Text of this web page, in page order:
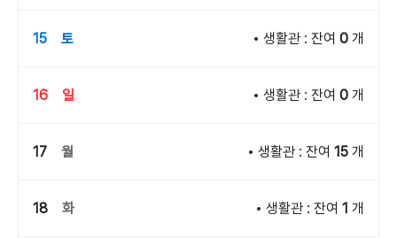
15 토 생활관 : 잔여 0 개
16 일 생활관 : 잔여 0 개
17 월 생활관 : 잔여 15 개
18 화 생활관 : 잔여 1 개